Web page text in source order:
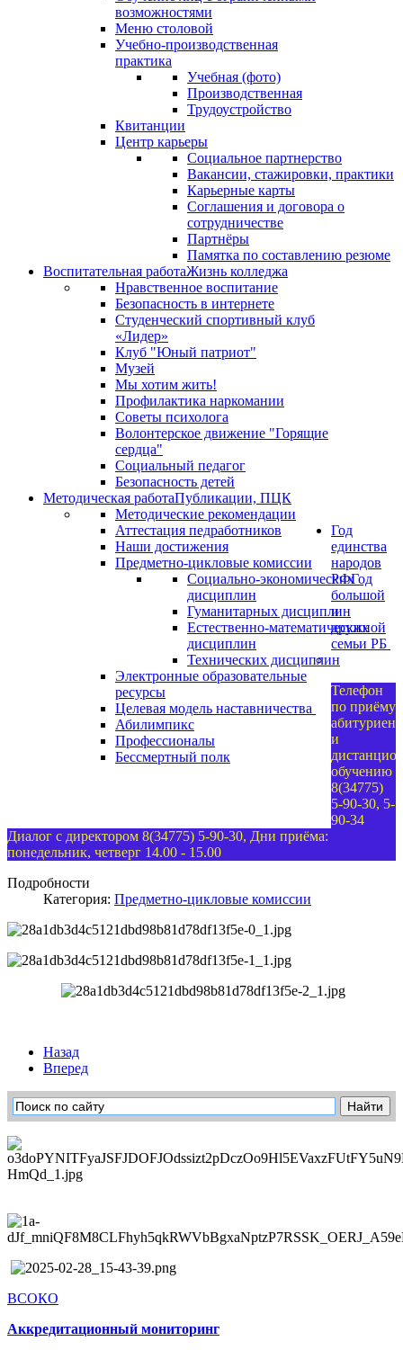
возможностями
Меню столовой
Учебно-производственная
практика
Учебная (фото)
Производственная
Трудоустройство
Квитанции
Центр карьеры
Социальное партнерство
Вакансии, стажировки, практики
Карьерные карты
Соглашения и договора о
сотрудничестве
Партнёры
Памятка по составлению резюме
Воспитательная работаЖизнь колледжа
Нравственное воспитание
Безопасность в интернете
Студенческий спортивный клуб
«Лидер»
Клуб "Юный патриот"
Музей
Мы хотим жить!
Профилактика наркомании
Советы психолога
Волонтерское движение "Горящие
сердца"
Социальный педагог
Безопасность детей
Методическая работаПубликации, ПЦК
Методические рекомендации
Аттестация педработников
Наши достижения
Предметно-цикловые комиссии
Социально-экономических
дисциплин
Гуманитарных дисциплин
Естественно-математических
дисциплин
Технических дисциплин
Электронные образовательные
ресурсы
Целевая модель наставничества
Абилимпикс
Профессионалы
Год
единства
народов
РФГод
большой
и
дружной
семьи РБ
Бессмертный полк
Телефон
по приёму
и
обучению
8(34775)
5-90-30, 5-
90-34
Диалог с директором 8(34775) 5-90-30, Дни приёма:
понедельник, четверг 14.00 - 15.00
Подробности
Категория: Предметно-цикловые комиссии
Назад
Вперед
ВСОКО
Аккредитационный мониторинг